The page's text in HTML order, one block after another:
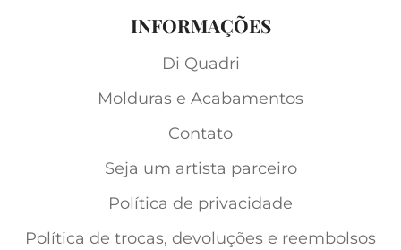
INFORMAÇÕES
Di Quadri
Molduras e Acabamentos
Contato
Seja um artista parceiro
Política de privacidade
Política de trocas, devoluções e reembolsos